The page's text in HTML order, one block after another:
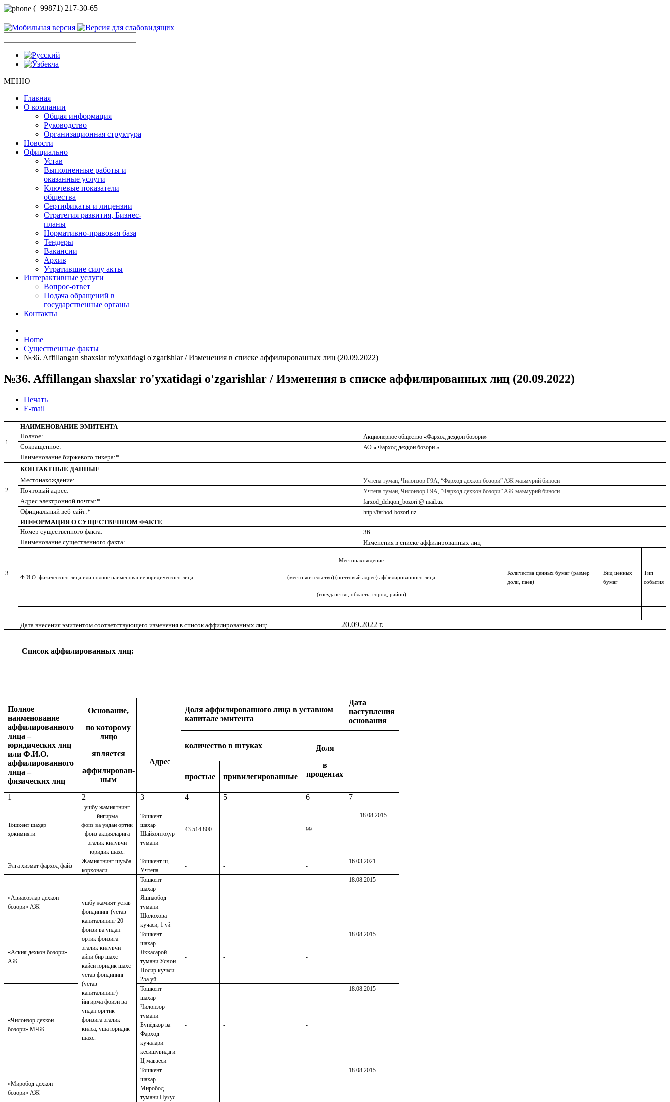
(+99871) 217-30-65
МЕНЮ
Главная
О компании
Общая информация
Руководство
Организационная структура
Новости
Официально
Устав
Выполненные работы и
оказанные услуги
Ключевые показатели
общества
Сертификаты и лицензии
Стратегия развития, Бизнес-
планы
Нормативно-правовая база
Тендеры
Вакансии
Архив
Утратившие силу акты
Интерактивные услуги
Вопрос-ответ
Подача обращений в
государственные органы
Контакты
Home
Существенные факты
№36. Affillangan shaxslar ro'yxatidagi o'zgarishlar / Изменения в списке аффилированных лиц (20.09.2022)
№36. Affillangan shaxslar ro'yxatidagi o'zgarishlar / Изменения в списке аффилированных лиц (20.09.2022)
Печать
E-mail
1.
НАИМЕНОВАНИЕ ЭМИТЕНТА
Полное:
Акционерное общество «Фарход деҳқон бозори»
Сокращенное: АО « Фарход деҳқон бозори »
Наименование биржевого тикера:*
2.
КОНТАКТНЫЕ ДАННЫЕ
Местонахождение:
Учтепа туман, Чилонзор Г9А, “Фарход деҳқон бозори” АЖ маъмурий биноси
Почтовый адрес: Учтепа туман, Чилонзор Г9А, “Фарход деҳқон бозори” АЖ маъмурий биноси
Адрес электронной почты:* farxod_dehqon_bozori @ mail.uz
Официальный веб-сайт:* http://farhod-bozori.uz
3.
ИНФОРМАЦИЯ О СУЩЕСТВЕННОМ ФАКТЕ
Номер существенного факта:
36
Наименование существенного факта:
Изменения в списке аффилированных лиц
Ф.И.О. физического лица или полное наименование юридического лица
Местонахождение
(место жительство) (почтовый адрес) аффилированного лица
(государство, область, город, район)
Количества ценных бумаг (размер
доли, паев)
Вид ценных
бумаг
Тип
события
Дата внесения эмитентом соответствующего изменения в список аффилированных лиц: 20.09.2022 г.
Список аффилированных лиц:
Полное
наименование
аффилированного
лица –
юридических лиц
или Ф.И.О.
аффилированного
лица –
физических лиц
Основание,
по которому
лицо
является
аффилирован-
ным
Адрес
Доля аффилированного лица в уставном
капитале эмитента
Дата
наступления
основания
количество в штуках
Доля
в
процентах
простые привилегированные
1 2 3 4 5 6 7
Тошкент шаҳар
ҳокимияти
ушбу жамиятнинг
йигирма
фоиз ва ундан ортик
фоиз акцияларига
эгалик килувчи
юридик шахс.
Тошкент
шаҳар
Шайхонтоҳур
тумани
43 514 800 - 99
18.08.2015
Элга хизмат фарход файз
Жамиятнинг шуъба
корхонаси
Тошкент ш,
Учтепа
- - -
16.03.2021
«Авиасозлар дехкон
бозори» АЖ
ушбу жамият устав
фондининг (устав
капиталининг 20
фоизи ва ундан
ортик фоизига
эгалик килувчи
айни бир шахс
кайси юридик шахс
устав фондининг
(устав
капиталининг)
йигирма фоизи ва
ундан оргтик
фоизига эгалик
килса, уша юридик
шахс.
Тошкент
шахар
Яшнаобод
тумани
Шолохова
кучаси, 1 уй
- - -
18.08.2015
«Аския дехкон бозори»
АЖ
Тошкент
шахар
Яккасарой
тумани Усмон
Носир кучаси
25а уй
- - -
18.08.2015
«Чилонзордехкон
бозори»МЧЖ
Тошкент
шахар
Чилонзор
тумани
Бунёдкор ва
Фарход
кучалари
кесишувидаги
Ц мавзеси
- - -
18.08.2015
«Миробод дехкон
бозори» АЖ
Тошкент
шахар
Миробод
тумани Нукус
- - -
18.08.2015